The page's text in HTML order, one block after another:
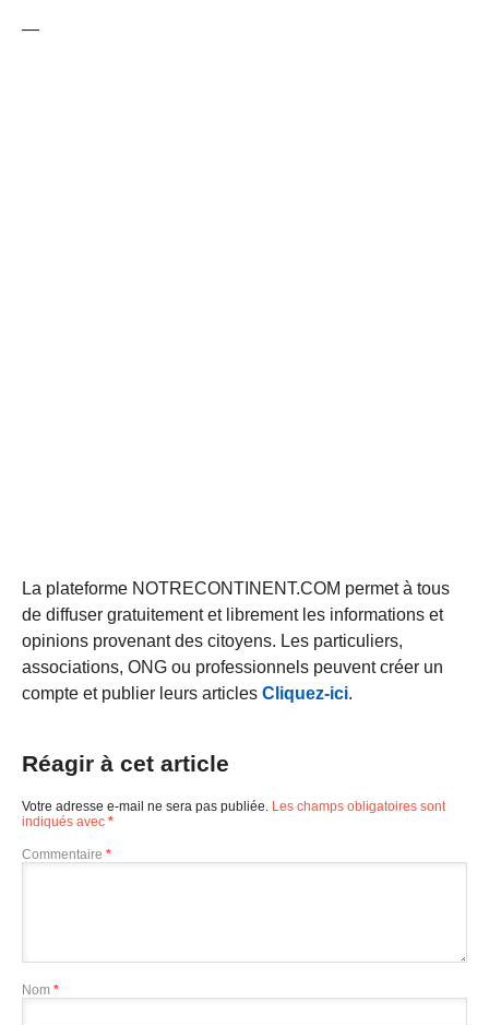
—
La plateforme NOTRECONTINENT.COM permet à tous
de diffuser gratuitement et librement les informations et
opinions provenant des citoyens. Les particuliers,
associations, ONG ou professionnels peuvent créer un
compte et publier leurs articles Cliquez-ici.
Réagir à cet article
Votre adresse e-mail ne sera pas publiée. Les champs obligatoires sont
indiqués avec *
Commentaire *
Nom *